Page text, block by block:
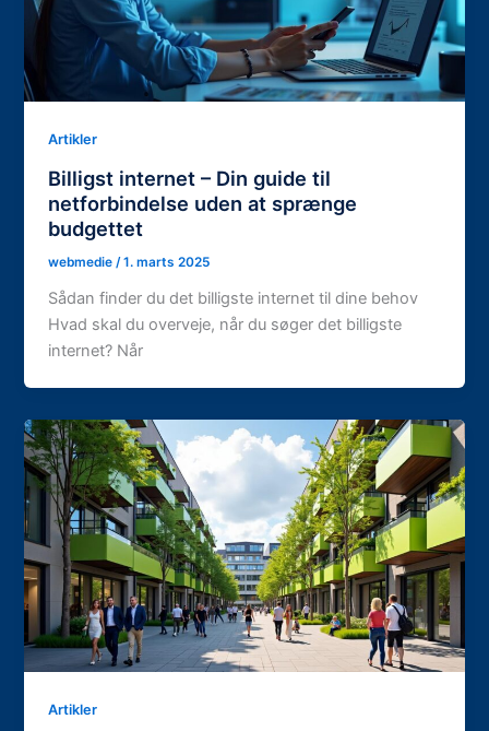
Artikler
Billigst internet – Din guide til
netforbindelse uden at sprænge
budgettet
webmedie /1. marts 2025
Sådan finder du det billigste internet til dine behov
Hvad skal du overveje, når du søger det billigste
internet? Når
Artikler